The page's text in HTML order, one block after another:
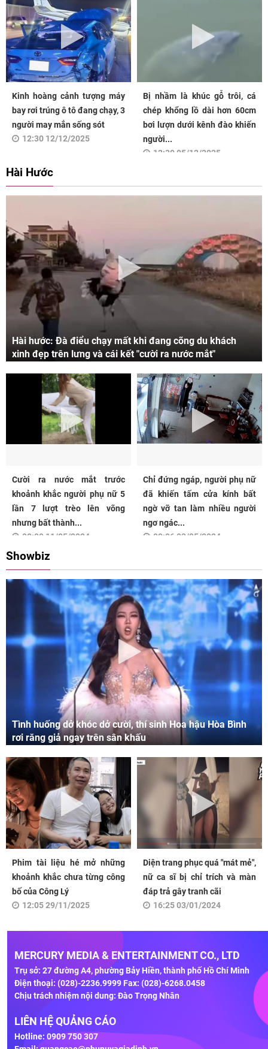
Kinh hoàng cảnh tượng máy
bay rơi trúng ô tô đang chạy, 3
người may mắn sống sót
12:30 12/12/2025
Bị nhầm là khúc gỗ trôi, cá
chép khổng lồ dài hơn 60cm
bơi lượn dưới kênh đào khiến
người...
12:30 05/12/2025
Hài Hước
Hài hước: Đà điểu chạy mất khi đang cõng du khách
xinh đẹp trên lưng và cái kết "cười ra nước mắt"
Cười ra nước mắt trước
khoảnh khắc người phụ nữ 5
lần 7 lượt trèo lên võng
nhưng bất thành...
08:00 11/05/2024
Chỉ đứng ngáp, người phụ nữ
đã khiến tấm cửa kính bất
ngờ vỡ tan làm nhiều người
ngơ ngác...
09:06 03/05/2024
Showbiz
Tình huống dở khóc dở cười, thí sinh Hoa hậu Hòa Bình
rơi răng giả ngay trên sân khấu
Phim tài liệu hé mở những
khoảnh khắc chưa từng công
bố của Công Lý
12:05 29/11/2025
Diện trang phục quá "mát mẻ",
nữ ca sĩ bị chỉ trích và màn
đáp trả gây tranh cãi
16:25 03/01/2024
MERCURY MEDIA & ENTERTAINMENT CO., LTD
Trụ sở: 27 đường A4, phường Bảy Hiền, thành phố Hồ Chí Minh
Điện thoại: (028)-2236.9999 Fax: (028)-6268.0458
Chịu trách nhiệm nội dung: Đào Trọng Nhân
LIÊN HỆ QUẢNG CÁO
Hotline: 0909 750 307